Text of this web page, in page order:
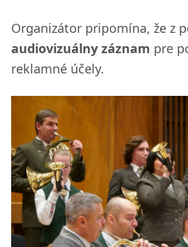
Organizátor pripomína, že z
audiovizuálny záznam pre
reklamné účely.